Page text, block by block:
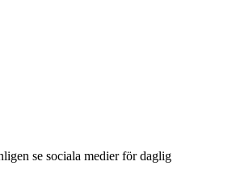
se sociala medier för daglig